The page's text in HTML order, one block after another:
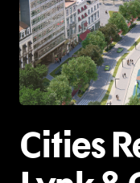
JPG
Cities